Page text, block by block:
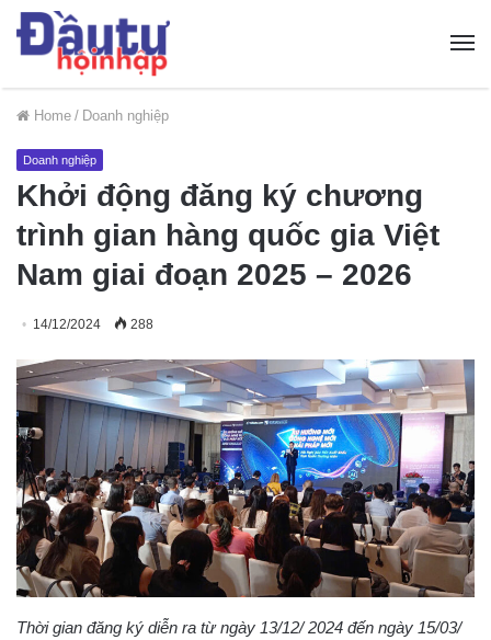
Home / Doanh nghiệp
Doanh nghiệp
Khởi động đăng ký chương
trình gian hàng quốc gia Việt
Nam giai đoạn 2025 – 2026
14/12/2024 288
Thời gian đăng ký diễn ra từ ngày 13/12/ 2024 đến ngày 15/03/